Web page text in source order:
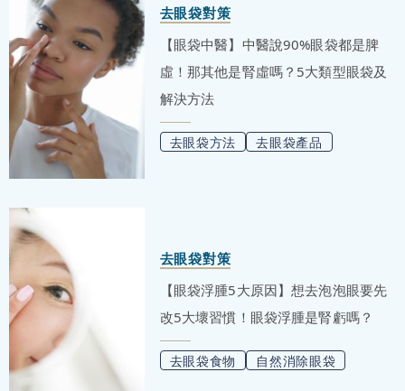
去眼袋對策
【眼袋中醫】中醫說90%眼袋都是脾
虛！那其他是腎虛嗎？5大類型眼袋及
解決方法
去眼袋方法 去眼袋產品
去眼袋對策
【眼袋浮腫5大原因】想去泡泡眼要先
改5大壞習慣！眼袋浮腫是腎虧嗎？
去眼袋食物 自然消除眼袋